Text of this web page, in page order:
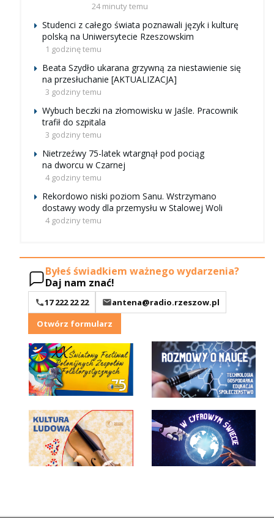
24 minuty temu
Studenci z całego świata poznawali język i kulturę
polską na Uniwersytecie Rzeszowskim
1 godzinę temu
Beata Szydło ukarana grzywną za niestawienie się
na przesłuchanie [AKTUALIZACJA]
3 godziny temu
Wybuch beczki na złomowisku w Jaśle. Pracownik
trafił do szpitala
3 godziny temu
Nietrzeźwy 75-latek wtargnął pod pociąg
na dworcu w Czarnej
4 godziny temu
Rekordowo niski poziom Sanu. Wstrzymano
dostawy wody dla przemysłu w Stalowej Woli
4 godziny temu
Byłeś świadkiem ważnego wydarzenia?
Daj nam znać!
17 222 22 22
antena@radio.rzeszow.pl
Otwórz formularz